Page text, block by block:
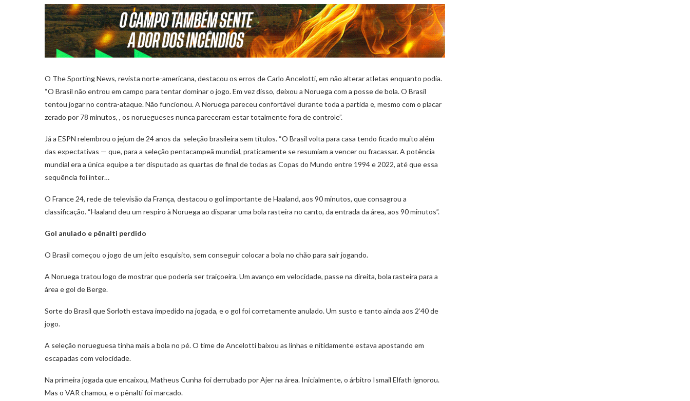
O The Sporting News, revista norte-americana, destacou os erros de Carlo Ancelotti, em não alterar atletas enquanto podia.
“O Brasil não entrou em campo para tentar dominar o jogo. Em vez disso, deixou a Noruega com a posse de bola. O Brasil
tentou jogar no contra-ataque. Não funcionou. A Noruega pareceu confortável durante toda a partida e, mesmo com o placar
zerado por 78 minutos, , os noruegueses nunca pareceram estar totalmente fora de controle”.
Já a ESPN relembrou o jejum de 24 anos da seleção brasileira sem títulos. “O Brasil volta para casa tendo ficado muito além
das expectativas — que, para a seleção pentacampeã mundial, praticamente se resumiam a vencer ou fracassar. A potência
mundial era a única equipe a ter disputado as quartas de final de todas as Copas do Mundo entre 1994 e 2022, até que essa
sequência foi inter…
O France 24, rede de televisão da França, destacou o gol importante de Haaland, aos 90 minutos, que consagrou a
classificação. “Haaland deu um respiro à Noruega ao disparar uma bola rasteira no canto, da entrada da área, aos 90 minutos”.
Gol anulado e pênalti perdido
O Brasil começou o jogo de um jeito esquisito, sem conseguir colocar a bola no chão para sair jogando.
A Noruega tratou logo de mostrar que poderia ser traiçoeira. Um avanço em velocidade, passe na direita, bola rasteira para a
área e gol de Berge.
Sorte do Brasil que Sorloth estava impedido na jogada, e o gol foi corretamente anulado. Um susto e tanto ainda aos 2’40 de
jogo.
A seleção norueguesa tinha mais a bola no pé. O time de Ancelotti baixou as linhas e nitidamente estava apostando em
escapadas com velocidade.
Na primeira jogada que encaixou, Matheus Cunha foi derrubado por Ajer na área. Inicialmente, o árbitro Ismail Elfath ignorou.
Mas o VAR chamou, e o pênalti foi marcado.